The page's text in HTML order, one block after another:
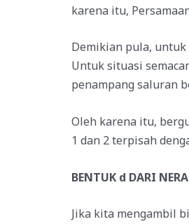
karena itu,
Demikian pula,
Untuk situasi
penampang saluran
Oleh karena itu,
1 dan 2 terpisah
BENTUK d DARI
Jika kita mengambil